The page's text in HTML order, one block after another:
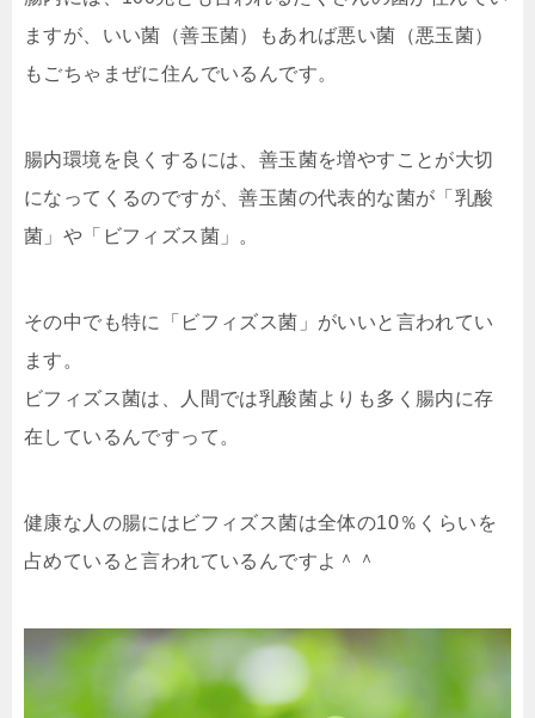
ますが、いい菌（善玉菌）もあれば悪い菌（悪玉菌）
もごちゃまぜに住んでいるんです。
腸内環境を良くするには、 善玉菌を増やすことが大切
になってくるのですが、善玉菌の代表的な菌が「 乳酸
菌 」や「 ビフィズス菌 」。
その中でも特に「 ビフィズス菌 」がいいと言われてい
ます。
ビフィズス菌は、人間では乳酸菌よりも多く腸内に存
在しているんですって。
健康な人の腸には ビフィズス菌は全体の10％くらいを
占めている と言われているんですよ＾＾